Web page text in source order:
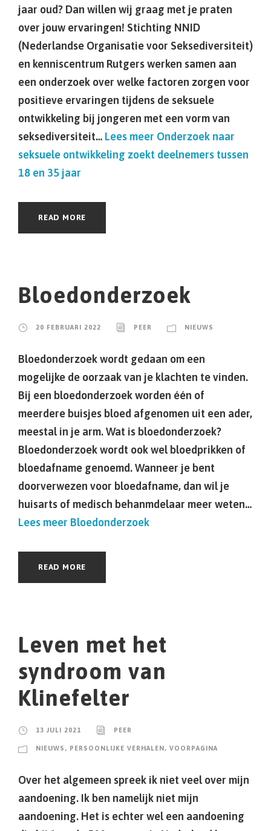
jaar oud? Dan willen wij graag met je praten
over jouw ervaringen! Stichting NNID
(Nederlandse Organisatie voor Seksediversiteit)
en kenniscentrum Rutgers werken samen aan
een onderzoek over welke factoren zorgen voor
positieve ervaringen tijdens de seksuele
ontwikkeling bij jongeren met een vorm van
seksediversiteit… Lees meer Onderzoek naar
seksuele ontwikkeling zoekt deelnemers tussen
18 en 35 jaar
READ MORE
Bloedonderzoek
20 FEBRUARI 2022 PEER NIEUWS
Bloedonderzoek wordt gedaan om een
mogelijke de oorzaak van je klachten te vinden.
Bij een bloedonderzoek worden één of
meerdere buisjes bloed afgenomen uit een ader,
meestal in je arm. Wat is bloedonderzoek?
Bloedonderzoek wordt ook wel bloedprikken of
bloedafname genoemd. Wanneer je bent
doorverwezen voor bloedafname, dan wil je
huisarts of medisch behanmdelaar meer weten…
Lees meer Bloedonderzoek
READ MORE
Leven met het
syndroom van
Klinefelter
13 JULI 2021 PEER
NIEUWS , PERSOONLIJKE VERHALEN, VOORPAGINA
Over het algemeen spreek ik niet veel over mijn
aandoening. Ik ben namelijk niet mijn
aandoening. Het is echter wel een aandoening